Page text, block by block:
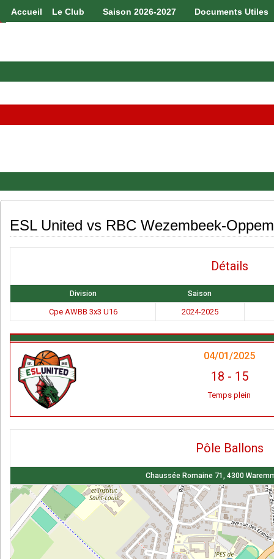
Accueil Le Club Saison 2026-2027 Documents Utiles
ESL United vs RBC Wezembeek-Oppem
Détails
Division Saison
Cpe AWBB 3x3 U16 2024-2025
04/01/2025
18 - 15
Temps plein
Pôle Ballons
Chaussée Romaine 71, 4300